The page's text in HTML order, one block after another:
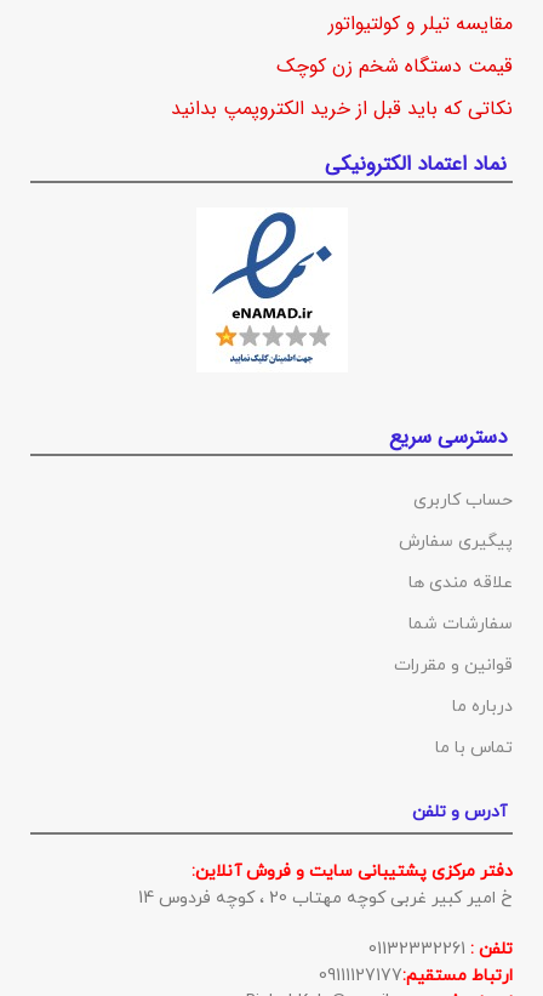
مقایسه تیلر و کولتیواتور
قیمت دستگاه شخم زن کوچک
نکاتی که باید قبل از خرید الکتروپمپ بدانید
نماد اعتماد الکترونیکی
دسترسی سریع
حساب کاربری
پیگیری سفارش
علاقه مندی ها
سفارشات شما
قوانین و مقررات
درباره ما
تماس با ما
آدرس و تلفن
دفتر مرکزی پشتیبانی سایت و فروش آنلاین:
خ امیر کبیر غربی کوچه مهتاب 20 ، کوچه فردوس 14
تلفن :
ارتباط مستقیم:09111127177